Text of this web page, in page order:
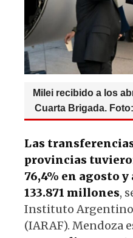
Milei recibido a los
Cuarta Brigada.
Las
provincias
76,4% en agosto
133.871 millones,
Instituto Argentino
(IARAF). Mendoza